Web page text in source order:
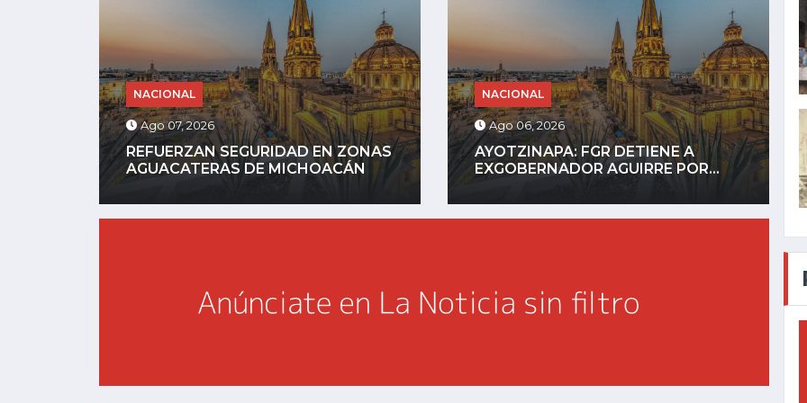
NACIONAL
Ago 06, 2026
AYOTZINAPA: FGR DETIENE A
EXGOBERNADOR AGUIRRE POR...
NACIONAL
Ago 05, 2026
HORROR DIGITAL: ASESINAN A
INFLUENCER GASTÉLUM EN...